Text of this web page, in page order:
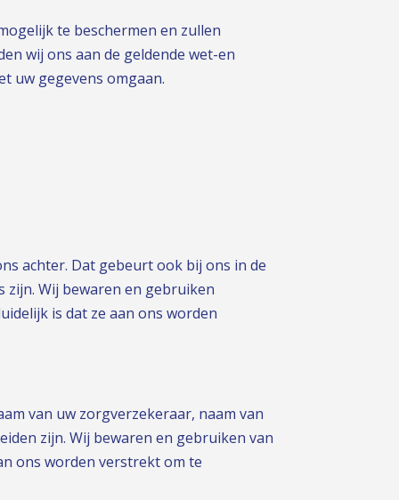
te beschermen en zullen
wij ons aan de geldende wet-en
uw gegevens omgaan.
achter. Dat gebeurt ook bij ons in de
Wij bewaren en gebruiken
is dat ze aan ons worden
van uw zorgverzekeraar, naam van
zijn. Wij bewaren en gebruiken van
ons worden verstrekt om te